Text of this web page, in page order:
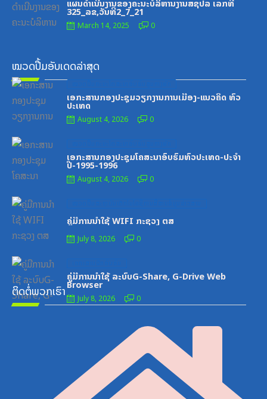
ແຜນດຳເນີນງານຂອງຄະນະບໍລິຫານງານສຊປລ ເລກທີ
325_ລຂ,ວັນທີ2_7_21
March 14, 2025 0
ໝວດປື້ມອັບເດດລ່າສຸດ
ເອກະສານກອງປະຊຸມວຽກງານການເມືອງ-ແນວຄິດ ທົ່ວ
ປະເທດ
on
August 4, 2026 0
ເອກະສານກອງປະຊຸມໂຄສະນາອົບຮົມທົ່ວປະເທດ-ປະຈໍາ
ປີ-1995-1996
on
August 4, 2026 0
ຄູ່ມືການນຳໃຊ້ WIFI ກະຊວງ ຕສ
July 8, 2026 0
ຄູ່ມືການນຳໃຊ້ ລະບົບG-Share, G-Drive Web
Browser
on
July 8, 2026 0
ຕິດຕໍ່ພວກເຮົາ